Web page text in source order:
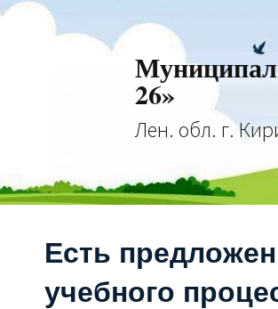
26»
Лен. обл. г.
Есть
учебного